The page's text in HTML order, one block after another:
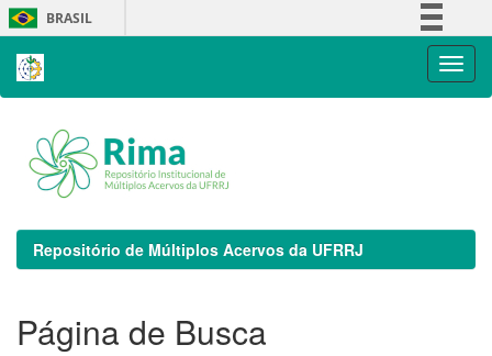
Skip
navigation
BRASIL
Repositório de Múltiplos Acervos da UFRRJ
Página de Busca